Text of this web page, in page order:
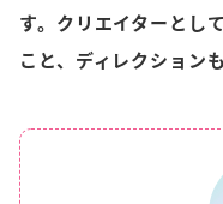
す。クリエイターとし
こと、ディレクション